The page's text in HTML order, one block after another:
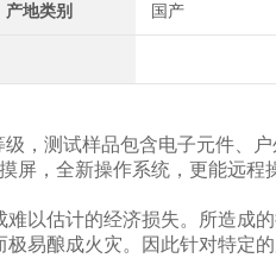
产地类别 国产
，测试样品包含电子元件、
屏，全新操作系统，更能远程
以估计的经济损失。所造成
易酿成火灾。因此针对特定